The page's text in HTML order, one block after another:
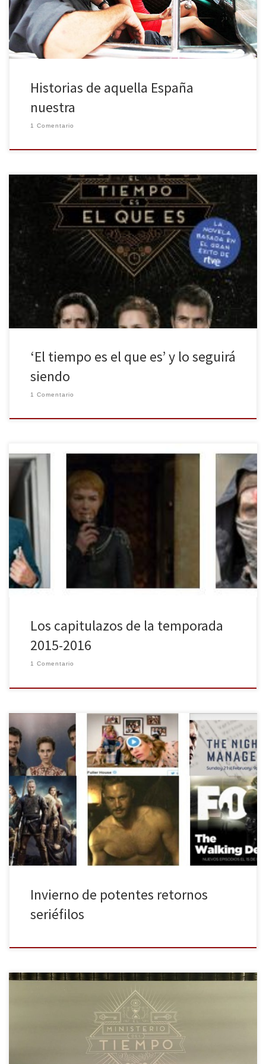
premios Goya, que se entregan este sábado, pero todas […]
Historias de aquella España
nuestra
1 Comentario
Cuando uno se sumerge en el primer libro basado en la serie El
Ministerio Del Tiempo lo hace desde la necesidad de conocer más
sobre el Último y Principal Ministerio y a la vez volver a vivir esas
aventuras en la única serie con TODAS las épocas. Si además lo
‘El tiempo es el que es’ y lo seguirá
siendo
1 Comentario
Cada temporada unas series sobresalen más que otras, ya sea
porque se habla mucho de ellas en los medios, por su legión de
fans que hacen mucho ruido en las redes sociales, por alguna de
sus escenas más impactantes o porque una vez más han sido
ninguneadas en cuanto a […]
Los capitulazos de la temporada
2015-2016
1 Comentario
El comienzo del año trae el regreso de todas las series, tras las
obligadas vacaciones de Navidad. Pero estos dos primeros meses
del 2016 han supuesto un terremoto catódico para
muchos aficionados a las series de televisión. Además de la vuelta
de las que empezaron en otoño tras su típico parón de invierno y
las […]
Invierno de potentes retornos
seriéfilos
Este lunes 15 de febrero se estrena el ansiado primer capítulo de
la segunda temporada de El Ministerio del Tiempo. Tras traerte las
entrevistas con sus protagonistas, La Huella Digital te cuenta sin
spoilers este primer episodio así como los retos a los que sus